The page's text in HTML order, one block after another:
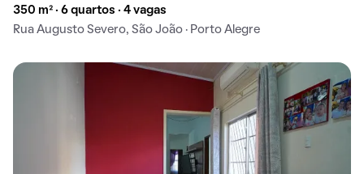
350 m² · 6 quartos · 4 vagas
Rua Augusto Severo, São João · Porto Alegre